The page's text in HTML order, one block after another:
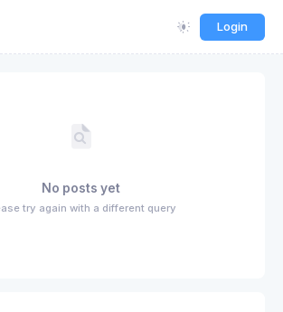
Login
No posts yet
try again with a different query